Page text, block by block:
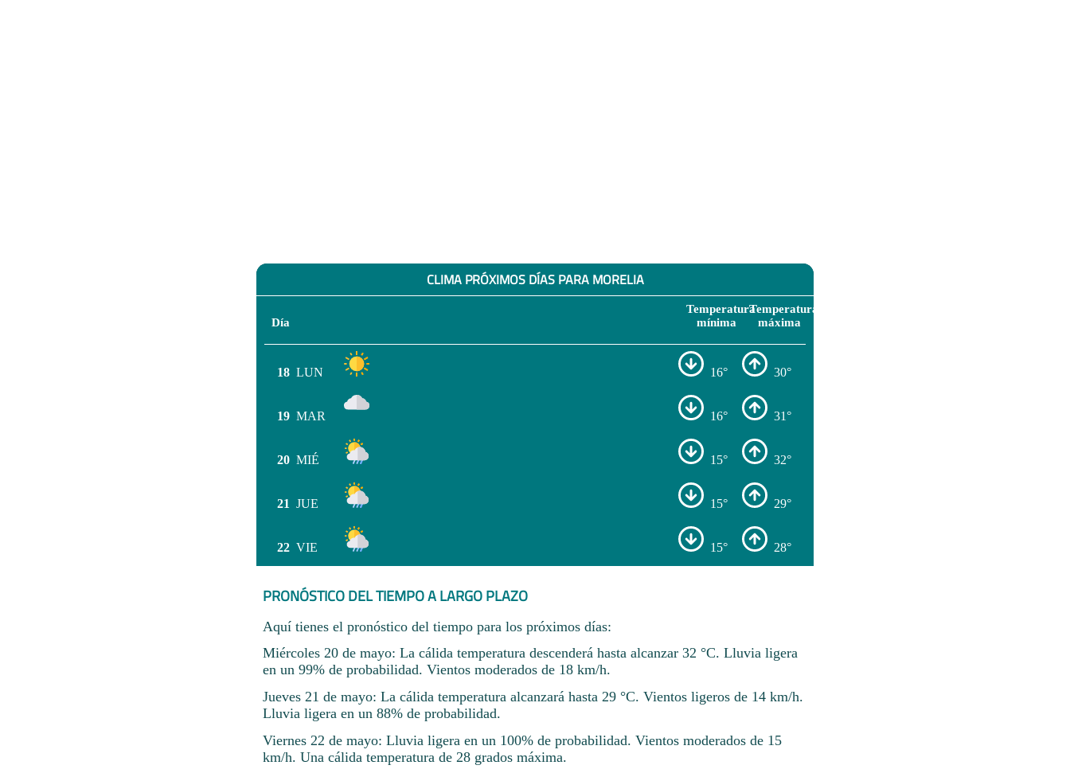
CLIMA PRÓXIMOS DÍAS PARA MORELIA
Día
Temperatura
mínima
Temperatura
máxima
18 LUN 16° 30°
19 MAR 16° 31°
20 MIÉ 15° 32°
21 JUE 15° 29°
22 VIE 15° 28°
PRONÓSTICO DEL TIEMPO A LARGO PLAZO
Aquí tienes el pronóstico del tiempo para los próximos días:
Miércoles 20 de mayo: La cálida temperatura descenderá hasta alcanzar 32 °C. Lluvia ligera
en un 99% de probabilidad. Vientos moderados de 18 km/h.
Jueves 21 de mayo: La cálida temperatura alcanzará hasta 29 °C. Vientos ligeros de 14 km/h.
Lluvia ligera en un 88% de probabilidad.
Viernes 22 de mayo: Lluvia ligera en un 100% de probabilidad. Vientos moderados de 15
km/h. Una cálida temperatura de 28 grados máxima.